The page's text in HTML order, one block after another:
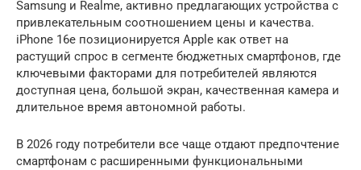
Samsung и Realme, активно предлагающих устройства с
привлекательным соотношением цены и качества.
iPhone 16e позиционируется Apple как ответ на
растущий спрос в сегменте бюджетных смартфонов, где
ключевыми факторами для потребителей являются
доступная цена, большой экран, качественная камера и
длительное время автономной работы.
В 2026 году потребители все чаще отдают предпочтение
смартфонам с расширенными функциональными